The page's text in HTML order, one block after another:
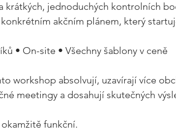
krátkých, jednoduchých kontrolních
akčním plánem, který
• On-site • Všechny šablony v ceně
workshop absolvují, uzavírají více
meetingy a dosahují skutečných
funkční.